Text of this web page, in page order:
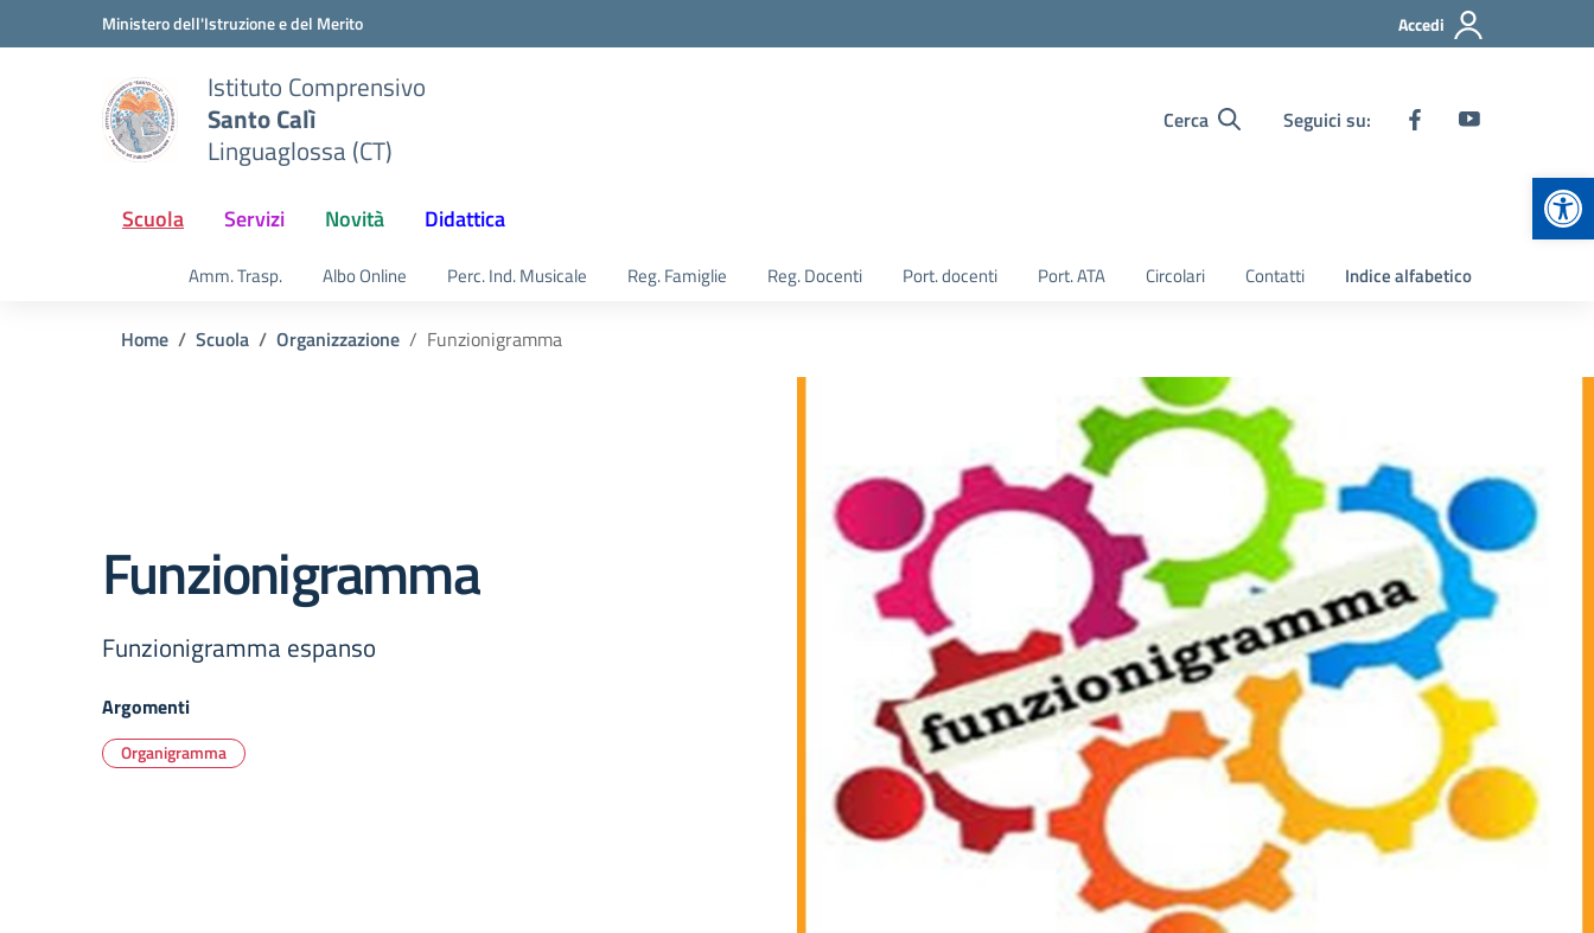
Vai ai contenuti
Vai al menu di navigazioneMinistero dell'Istruzione e del Merito Accedi
Istituto Comprensivo
Santo Calì
Linguaglossa (CT)
Cerca Seguici su:
Scuola Servizi Novità Didattica
Amm. Trasp. Albo Online Perc. Ind. Musicale Reg. Famiglie Reg. Docenti Port. docenti Port. ATA Circolari Contatti Indice alfabetico
Home Scuola Organizzazione Funzionigramma
Funzionigramma
Funzionigramma espanso
Argomenti
Organigramma